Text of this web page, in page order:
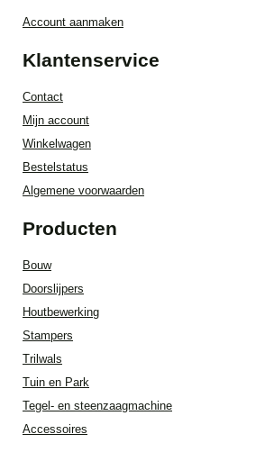
Account aanmaken
Klantenservice
Contact
Mijn account
Winkelwagen
Bestelstatus
Algemene voorwaarden
Producten
Bouw
Doorslijpers
Houtbewerking
Stampers
Trilwals
Tuin en Park
Tegel- en steenzaagmachine
Accessoires